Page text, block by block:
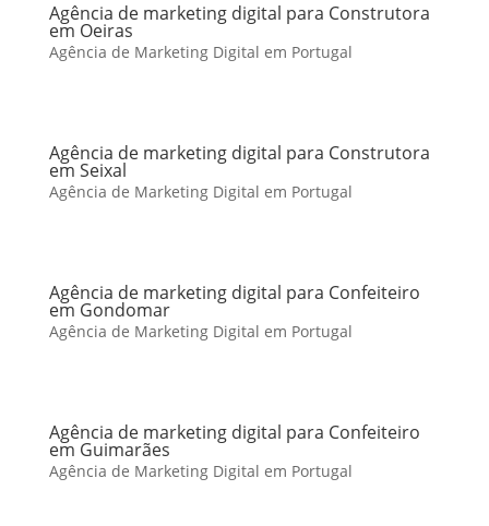
Agência de marketing digital para Construtora
em Oeiras
Agência de Marketing Digital em Portugal
Agência de marketing digital para Construtora
em Seixal
Agência de Marketing Digital em Portugal
Agência de marketing digital para Confeiteiro
em Gondomar
Agência de Marketing Digital em Portugal
Agência de marketing digital para Confeiteiro
em Guimarães
Agência de Marketing Digital em Portugal